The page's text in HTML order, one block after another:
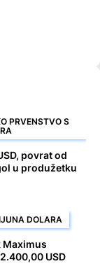
PRVENSTVO S
povrat od
u produžetku
DOLARA
USD